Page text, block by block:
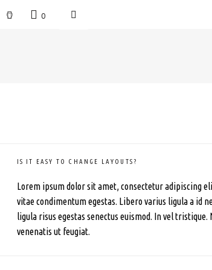
0
IS IT EASY TO CHANGE LAYOUTS?
Lorem ipsum dolor sit amet, consectetur adipiscing
vitae condimentum egestas. Libero varius ligula a id
ligula risus egestas senectus euismod. In vel tristique.
venenatis ut feugiat.